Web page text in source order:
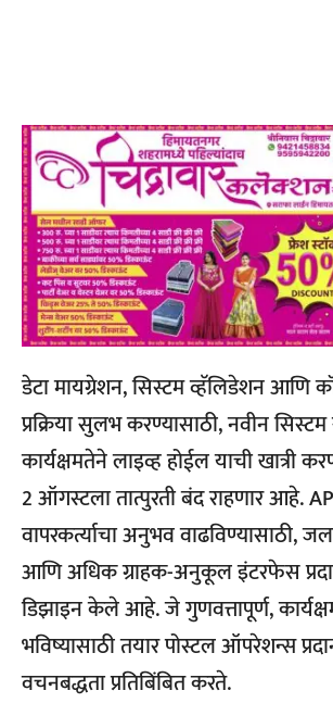
डेटा मायग्रेशन, सिस्टम व्हॅलिडेशन आणि
प्रक्रिया सुलभ करण्यासाठी, नवीन
कार्यक्षमतेने लाइव्ह होईल याची खात्री
2 ऑगस्टला तात्पुरती बंद राहणार आहे.
वापरकर्त्याचा अनुभव वाढविण्यासाठी,
आणि अधिक ग्राहक-अनुकूल इंटरफेस
डिझाइन केले आहे. जे गुणवत्तापूर्ण,
भविष्यासाठी तयार पोस्टल ऑपरेशन्स
वचनबद्धता प्रतिबिंबित करते.